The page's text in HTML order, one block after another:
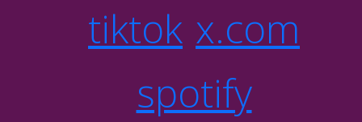
tiktok x.com
spotify